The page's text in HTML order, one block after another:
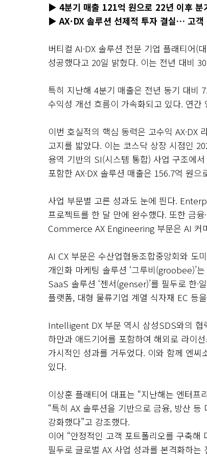
▶ 4분기 매출 121억 원으로 22년 이후 분
▶ AX·DX 솔루션 선제적 투자 결실… 고
버티컬 AI·DX 솔루션 전문 기업 플래티어
성공했다고 20일 밝혔다. 이는 전년 대비
특히 지난해 4분기 매출은 전년 동기 대비
수익성 개선 흐름이 가속화되고 있다. 연
이번 호실적의 핵심 동력은 고수익 AX·DX
고지를 밟았다. 이는 코스닥 상장 시점인
용역 기반의 SI(시스템 통합) 사업 구조에
포함한 AX·DX 솔루션 매출은 156.7억 원
사업 부문별 고른 성과도 눈에 띈다.
프로젝트를 한 달 만에 완수했다. 또한 금
Commerce AX Engineering 부문은 AI 커
AI CX 부문은 수산업협동조합중앙회와 도
개인화 마케팅 솔루션 ‘그루비(groobee)’
SaaS 솔루션 ‘젠서(genser)’를 필두로 한
플랫폼, 대형 물류기업 계열 식자재 EC 등
Intelligent DX 부문 역시 삼성SDS와의 협
하만과 애드기어를 포함하여 해외로 라이
가시적인 성과를 거두었다. 이와 함께 엔
있다.
이상훈 플래티어 대표는 “지난해는 엔터프
“특히 AX 솔루션을 기반으로 금융, 방산
강화했다”고 강조했다.
이어 “안정적인 고객 포트폴리오를 구축
필두로 글로벌 AX 사업 성과를 본격화하는